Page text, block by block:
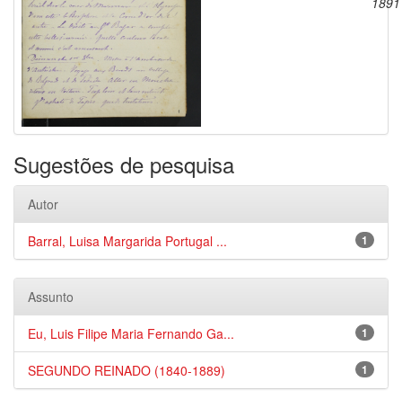
Sugestões de pesquisa
Autor
1
Barral, Luisa Margarida Portugal ...
Assunto
1
Eu, Luis Filipe Maria Fernando Ga...
1
SEGUNDO REINADO (1840-1889)